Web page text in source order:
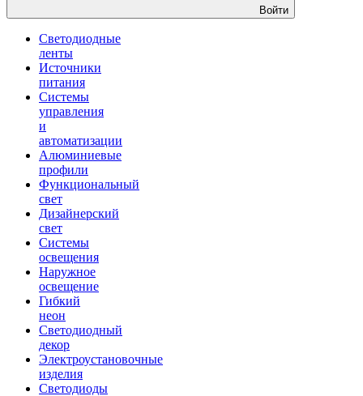
Войти
Светодиодные
ленты
Источники
питания
Системы
управления
и
автоматизации
Алюминиевые
профили
Функциональный
свет
Дизайнерский
свет
Системы
освещения
Наружное
освещение
Гибкий
неон
Светодиодный
декор
Электроустановочные
изделия
Светодиоды